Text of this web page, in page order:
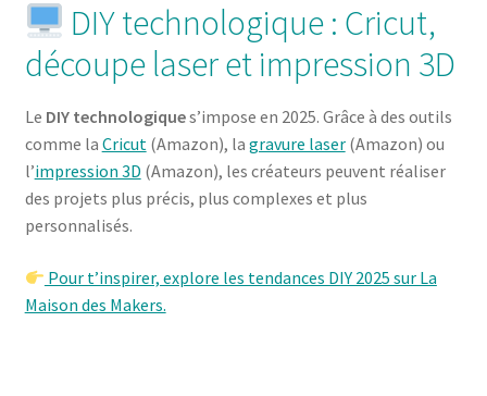
DIY technologique : Cricut,
découpe laser et impression 3D
Le DIY technologiques’impose en 2025. Grâce à des outils
comme la Cricut(Amazon), la gravure laser(Amazon) ou
l’impression 3D (Amazon), les créateurs peuvent réaliser
des projets plus précis, plus complexes et plus
personnalisés.
Pour t’inspirer, explore les tendances DIY 2025 sur La
Maison des Makers.